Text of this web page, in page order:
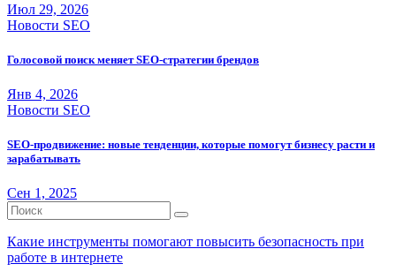
Июл 29, 2026
Новости SEO
Голосовой поиск меняет SEO-стратегии брендов
Янв 4, 2026
Новости SEO
SEO-продвижение: новые тенденции, которые помогут бизнесу расти и
зарабатывать
Сен 1, 2025
Какие инструменты помогают повысить безопасность при
работе в интернете